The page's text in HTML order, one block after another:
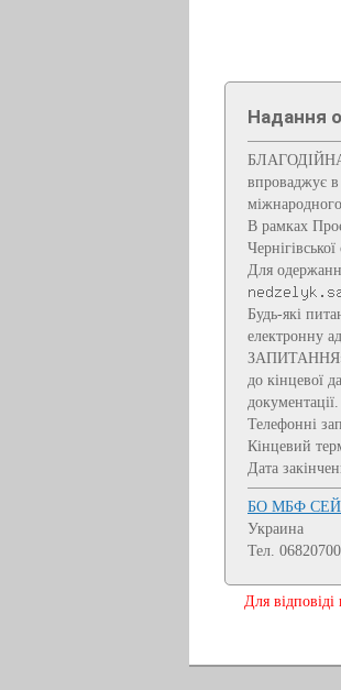
Надання
впроваджує в
В рамках
Для
Будь-які
електронну
до кінцевої
Телефонні
Кінцевий
Дата
БО МБФ
Украина
Тел.
Для відповіді